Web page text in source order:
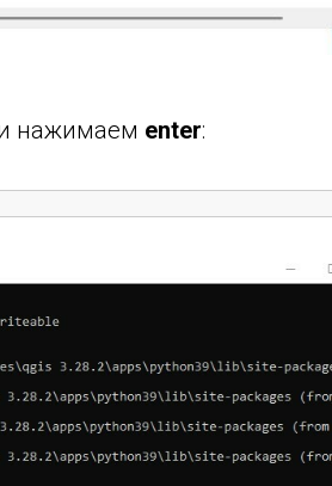
нажимаем enter: